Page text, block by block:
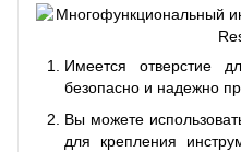
Имеется отверстие
безопасно и надежно
Вы можете
для крепления